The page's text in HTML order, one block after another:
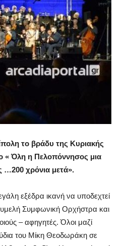
το βράδυ της Κυριακής
« Όλη η Πελοπόννησος μια
…200 χρόνια μετά».
εξέδρα ικανή να υποδεχτεί
Συμφωνική Ορχήστρα και
– αφηγητές. Όλοι μαζί
του Μίκη Θεοδωράκη σε